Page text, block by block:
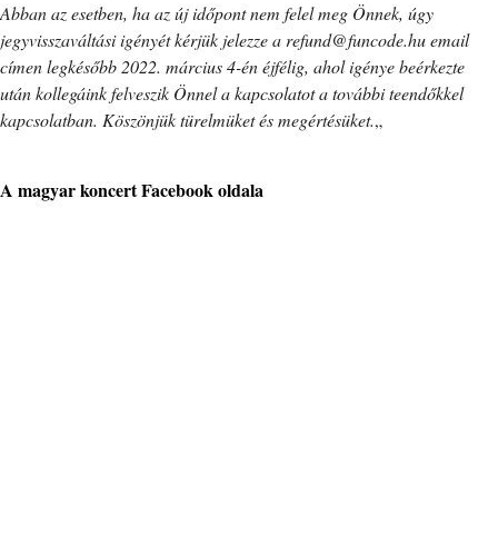
Abban az esetben, ha az új időpont nem felel meg Önnek, úgy
jegyvisszaváltási igényét kérjük jelezze a refund@funcode.hu email
címen legkésőbb 2022. március 4-én éjfélig, ahol igénye beérkezte
után kollegáink felveszik Önnel a kapcsolatot a további teendőkkel
kapcsolatban. Köszönjük türelmüket és megértésüket.„
A magyar koncert Facebook oldala